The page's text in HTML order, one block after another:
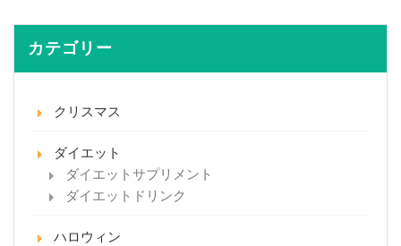
カテゴリー
クリスマス
ダイエット
ダイエットサプリメント
ダイエットドリンク
ハロウィン